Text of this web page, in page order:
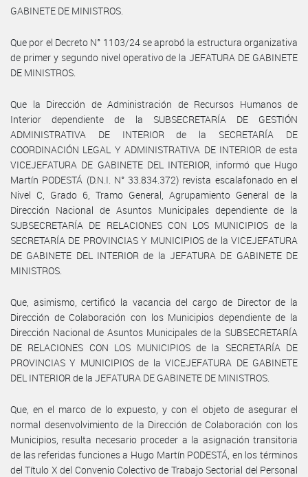
GABINETE DE MINISTROS.
Que por el Decreto N° 1103/24 se aprobó la estructura organizativa
de primer y segundo nivel operativo de la JEFATURA DE GABINETE
DE MINISTROS.
Que la Dirección de Administración de Recursos Humanos de
Interior dependiente de la SUBSECRETARÍA DE GESTIÓN
ADMINISTRATIVA DE INTERIOR de la SECRETARÍA DE
COORDINACIÓN LEGAL Y ADMINISTRATIVA DE INTERIOR de esta
VICEJEFATURA DE GABINETE DEL INTERIOR, informó que Hugo
Martín PODESTÁ (D.N.I. N° 33.834.372) revista escalafonado en el
Nivel C, Grado 6, Tramo General, Agrupamiento General de la
Dirección Nacional de Asuntos Municipales dependiente de la
SUBSECRETARÍA DE RELACIONES CON LOS MUNICIPIOS de la
SECRETARÍA DE PROVINCIAS Y MUNICIPIOS de la VICEJEFATURA
DE GABINETE DEL INTERIOR de la JEFATURA DE GABINETE DE
MINISTROS.
Que, asimismo, certificó la vacancia del cargo de Director de la
Dirección de Colaboración con los Municipios dependiente de la
Dirección Nacional de Asuntos Municipales de la SUBSECRETARÍA
DE RELACIONES CON LOS MUNICIPIOS de la SECRETARÍA DE
PROVINCIAS Y MUNICIPIOS de la VICEJEFATURA DE GABINETE
DEL INTERIOR de la JEFATURA DE GABINETE DE MINISTROS.
Que, en el marco de lo expuesto, y con el objeto de asegurar el
normal desenvolvimiento de la Dirección de Colaboración con los
Municipios, resulta necesario proceder a la asignación transitoria
de las referidas funciones a Hugo Martín PODESTÁ, en los términos
del Título X del Convenio Colectivo de Trabajo Sectorial del Personal